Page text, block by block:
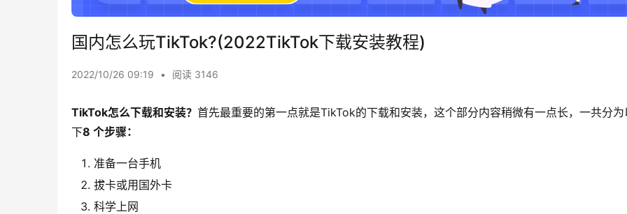
国内怎么玩TikTok?(2022TikTok下载安装教程)
2022/10/26 09:19 • 阅读 3146
TikTok怎么下载和安装？ 首先最重要的第一点就是TikTok的下载和安装，这个部分内容稍微有一点长，一共分为
下8 个步骤：
准备一台手机
拔卡或用国外卡
科学上网